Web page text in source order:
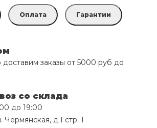
Оплата Гарантии
доставим заказы от 5000 руб до
со склада
до 19:00
Чермянская, д.1 стр. 1